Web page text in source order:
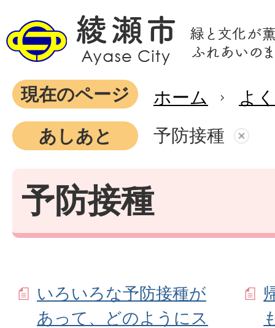
現在のページ ホーム
よ
あしあと
予防接種
予防接種
いろいろな予防接種が
あって、どのようにス